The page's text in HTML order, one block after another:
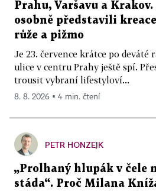
Prahu, Varšavu a
osobně představili
růže a pižmo
Je 23. července krátce po deváté
ulice v centru Prahy ještě spí.
trousit vybraní lifestyloví...
8. 8. 2026 ▪ 4 min. čtení
PETR HONZEJK
„Prolhaný hlupák v čele
stáda“. Proč Milana